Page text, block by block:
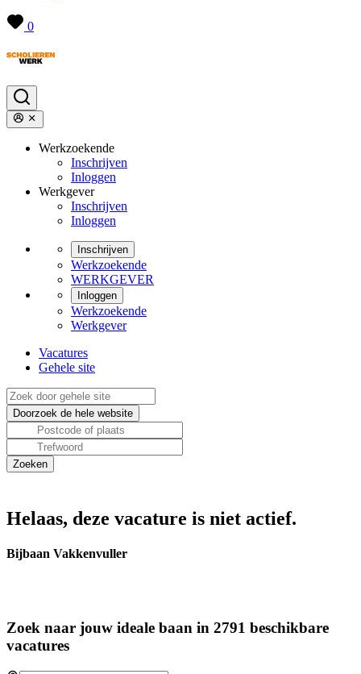
0
Werkzoekende
Inschrijven
Inloggen
Werkgever
Inschrijven
Inloggen
Inschrijven
Werkzoekende
WERKGEVER
Inloggen
Werkzoekende
Werkgever
Vacatures
Gehele site
Helaas, deze vacature is niet actief.
Bijbaan Vakkenvuller
Zoek naar jouw ideale baan in 2791 beschikbare
vacatures